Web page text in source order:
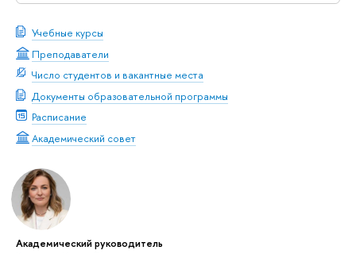
Учебные курсы
Преподаватели
Число студентов и вакантные места
Документы образовательной программы
Расписание
Академический совет
Академический руководитель